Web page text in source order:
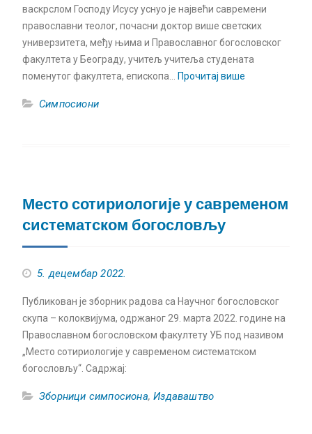
васкрслом Господу Исусу уснуо је највећи савремени
православни теолог, почасни доктор више светских
универзитета, међу њима и Православног богословског
факултета у Београду, учитељ учитеља студената
поменутог факултета, епископа…
Прочитај више
Симпосиони
Место сотириологије у савременом
систематском богословљу
5. децембар 2022.
Публикован је зборник радова са Научног богословског
скупа – колоквијума, одржаног 29. марта 2022. године на
Православном богословском факултету УБ под називом
„Место сотириологије у савременом систематском
богословљу“. Садржај:
Зборници симпосиона,Издаваштво